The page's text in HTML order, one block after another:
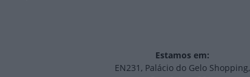
Estamos em:
EN231, Palácio do Gelo Shopping,